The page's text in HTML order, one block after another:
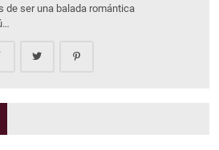
de ser una balada romántica